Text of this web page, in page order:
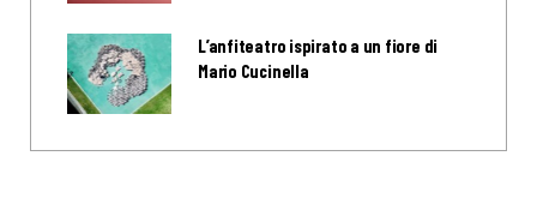
L’anfiteatro ispirato a un fiore di
Mario Cucinella